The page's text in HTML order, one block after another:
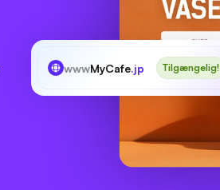
wwwMyCafe.jp Tilgængelig!